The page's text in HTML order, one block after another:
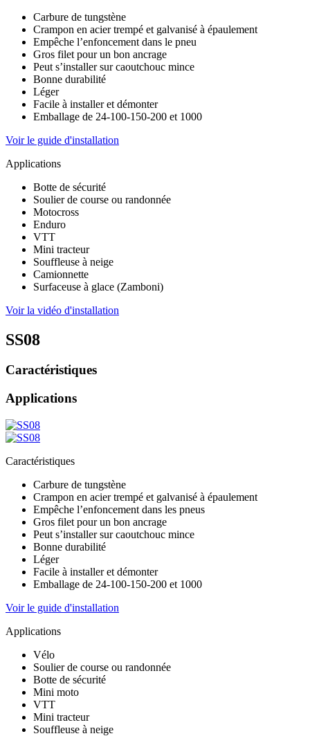
Carbure de tungstène
Crampon en acier trempé et galvanisé à épaulement
Empêche l’enfoncement dans le pneu
Gros filet pour un bon ancrage
Peut s’installer sur caoutchouc mince
Bonne durabilité
Léger
Facile à installer et démonter
Emballage de 24-100-150-200 et 1000
Voir le guide d'installation
Applications
Botte de sécurité
Soulier de course ou randonnée
Motocross
Enduro
VTT
Mini tracteur
Souffleuse à neige
Camionnette
Surfaceuse à glace (Zamboni)
Voir la vidéo d'installation
SS08
Caractéristiques
Applications
Caractéristiques
Carbure de tungstène
Crampon en acier trempé et galvanisé à épaulement
Empêche l’enfoncement dans les pneus
Gros filet pour un bon ancrage
Peut s’installer sur caoutchouc mince
Bonne durabilité
Léger
Facile à installer et démonter
Emballage de 24-100-150-200 et 1000
Voir le guide d'installation
Applications
Vélo
Soulier de course ou randonnée
Botte de sécurité
Mini moto
VTT
Mini tracteur
Souffleuse à neige